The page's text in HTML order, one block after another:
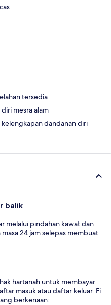
tersedia
mesra alam
dandanan diri
balik
melalui pindahan kawat dan
24 jam selepas membuat
hartanah untuk membayar
masuk atau daftar keluar. Fi
berkenaan: